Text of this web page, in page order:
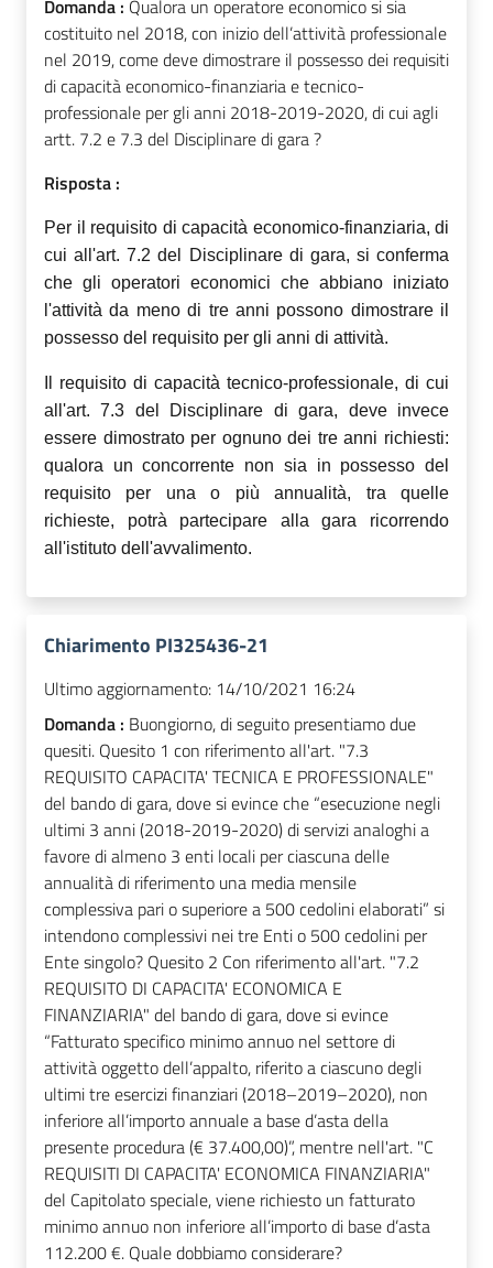
Domanda : Qualora un operatore economico si sia
costituito nel 2018, con inizio dell’attività professionale
nel 2019, come deve dimostrare il possesso dei requisiti
di capacità economico-finanziaria e tecnico-
professionale per gli anni 2018-2019-2020, di cui agli
artt. 7.2 e 7.3 del Disciplinare di gara ?
Risposta :
Per il requisito di capacità economico-finanziaria, di
cui all'art. 7.2 del Disciplinare di gara, si conferma
che gli operatori economici che abbiano iniziato
l'attività da meno di tre anni possono dimostrare il
possesso del requisito per gli anni di attività.
Il requisito di capacità tecnico-professionale, di cui
all'art. 7.3 del Disciplinare di gara, deve invece
essere dimostrato per ognuno dei tre anni richiesti:
qualora un concorrente non sia in possesso del
requisito per una o più annualità, tra quelle
richieste, potrà partecipare alla gara ricorrendo
all'istituto dell'avvalimento.
Chiarimento PI325436-21
Ultimo aggiornamento: 14/10/2021 16:24
Domanda : Buongiorno, di seguito presentiamo due
quesiti. Quesito 1 con riferimento all'art. "7.3
REQUISITO CAPACITA' TECNICA E PROFESSIONALE"
del bando di gara, dove si evince che “esecuzione negli
ultimi 3 anni (2018-2019-2020) di servizi analoghi a
favore di almeno 3 enti locali per ciascuna delle
annualità di riferimento una media mensile
complessiva pari o superiore a 500 cedolini elaborati” si
intendono complessivi nei tre Enti o 500 cedolini per
Ente singolo? Quesito 2 Con riferimento all'art. "7.2
REQUISITO DI CAPACITA' ECONOMICA E
FINANZIARIA" del bando di gara, dove si evince
“Fatturato specifico minimo annuo nel settore di
attività oggetto dell’appalto, riferito a ciascuno degli
ultimi tre esercizi finanziari (2018–2019–2020), non
inferiore all’importo annuale a base d’asta della
presente procedura (€ 37.400,00)”, mentre nell'art. "C
REQUISITI DI CAPACITA' ECONOMICA FINANZIARIA"
del Capitolato speciale, viene richiesto un fatturato
minimo annuo non inferiore all’importo di base d’asta
112.200 €. Quale dobbiamo considerare?